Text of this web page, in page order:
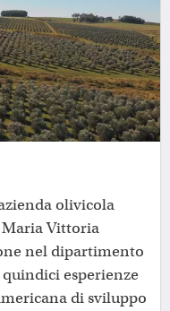
olivicola
Maria Vittoria
nel dipartimento
esperienze
di sviluppo